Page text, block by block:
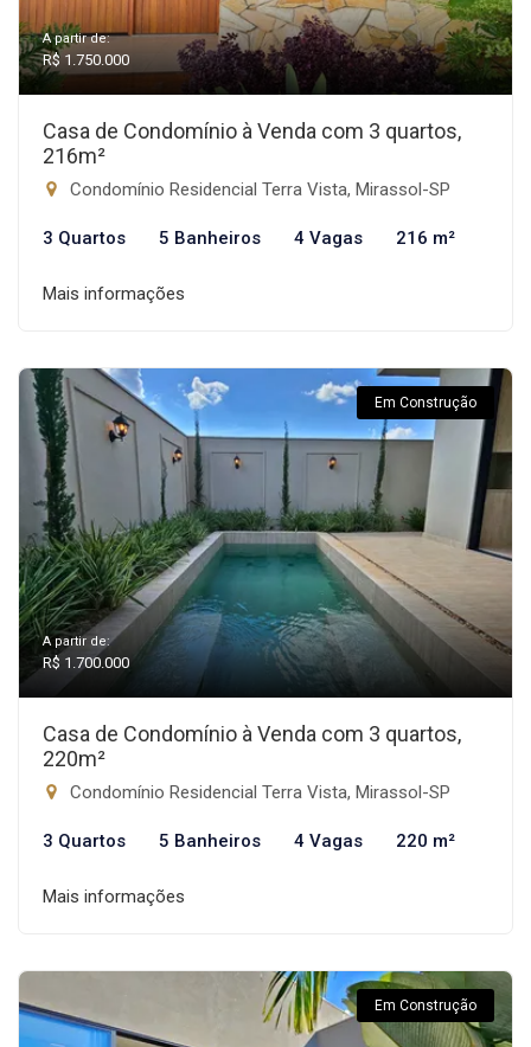
A partir de:
R$ 1.750.000
Casa de Condomínio à Venda com 3 quartos,
216m²
Condomínio Residencial Terra Vista, Mirassol-SP
3 Quartos 5 Banheiros 4 Vagas 216 m²
Mais informações
Em Construção
A partir de:
R$ 1.700.000
Casa de Condomínio à Venda com 3 quartos,
220m²
Condomínio Residencial Terra Vista, Mirassol-SP
3 Quartos 5 Banheiros 4 Vagas 220 m²
Mais informações
Em Construção